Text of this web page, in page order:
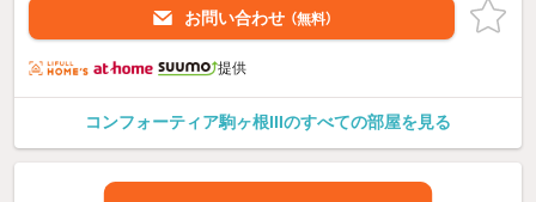
お問い合わせ （無料）
提供
コンフォーティア駒ヶ根IIIのすべての部屋を見る